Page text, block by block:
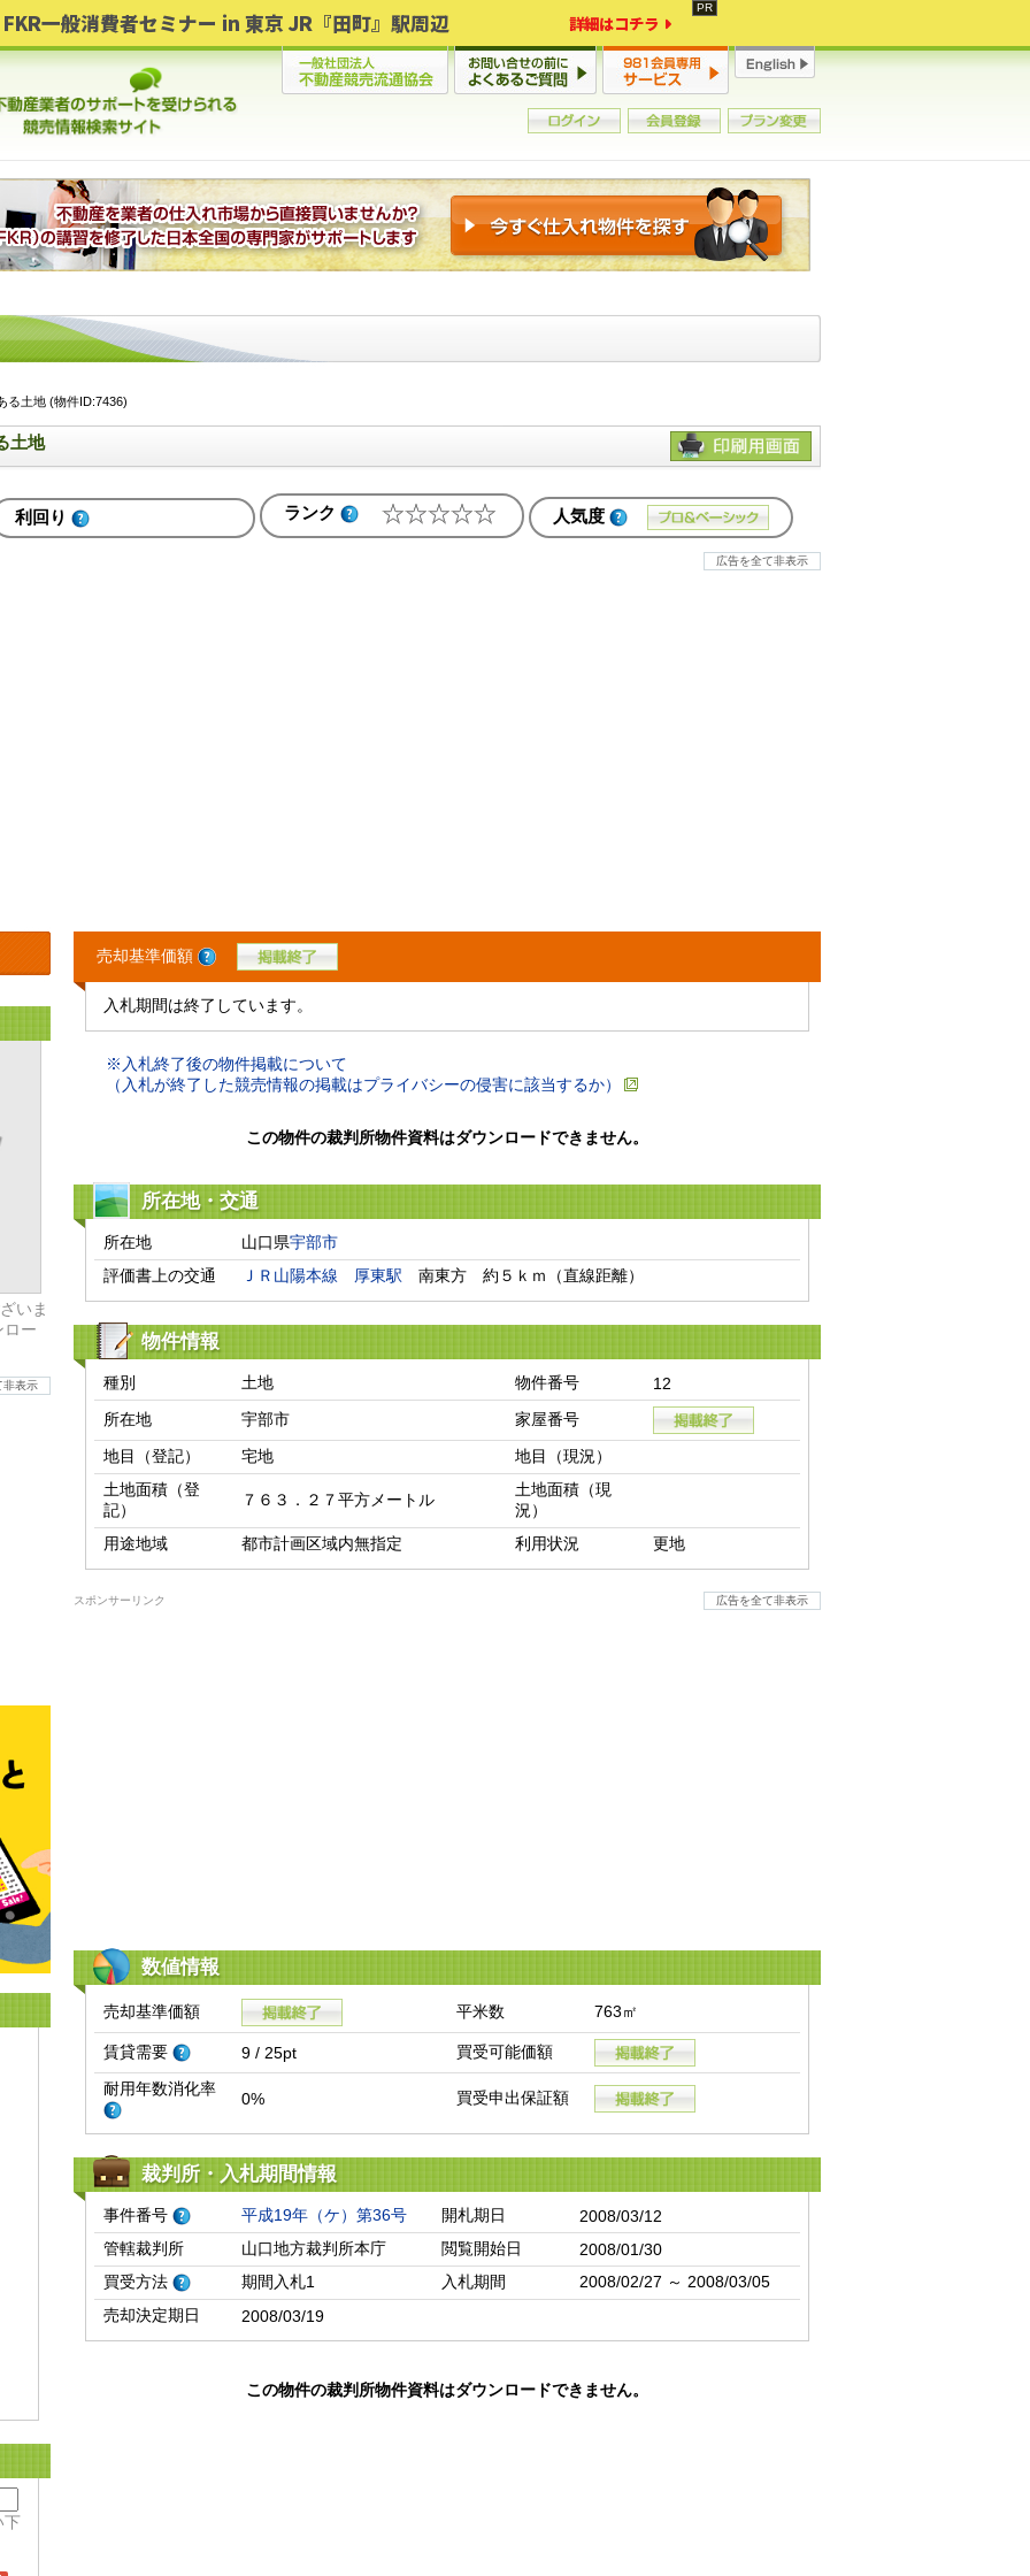
FKR一般消費者セミナー in 東京 JR『田町』駅周辺 詳細はコチラ
る土地 (物件ID:7436)
土地
利回り ランク 人気度
広告を全て非表示
いま
ロー
非表示
下
売却基準価額
入札期間は終了しています。
※入札終了後の物件掲載について
（入札が終了した競売情報の掲載はプライバシーの侵害に該当するか）
この物件の裁判所物件資料はダウンロードできません。
所在地・交通
所在地 山口県宇部市
評価書上の交通
ＪＲ山陽本線 厚東駅 南東方　約５ｋｍ（直線距離）
物件情報
種別 土地 物件番号
12
所在地
宇部市
家屋番号
地目（登記）
宅地
地目（現況）
土地面積（登
記）
７６３．２７平方メートル
土地面積（現
況）
用途地域
都市計画区域内無指定 利用状況 更地
スポンサーリンク 広告を全て非表示
数値情報
売却基準価額 平米数 763㎡
賃貸需要 9 / 25pt
買受可能価額
耐用年数消化率
0% 買受申出保証額
裁判所・入札期間情報
事件番号 平成19年（ケ）第36号 開札期日
2008/03/12
管轄裁判所
山口地方裁判所本庁 閲覧開始日
2008/01/30
買受方法
期間入札1 入札期間
2008/02/27 ～ 2008/03/05
売却決定期日
2008/03/19
この物件の裁判所物件資料はダウンロードできません。